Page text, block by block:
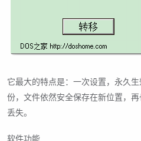
它最大的特点是：一次设置，永久
份，文件依然安全保存在新位置，
丢失。
软件功能